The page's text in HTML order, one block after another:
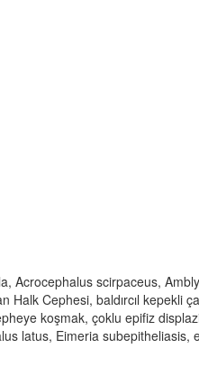
Acrocephalus scirpaceus,
Cephesi, baldırcıl kepekli
koşmak, çoklu epifiz
latus, Eimeria